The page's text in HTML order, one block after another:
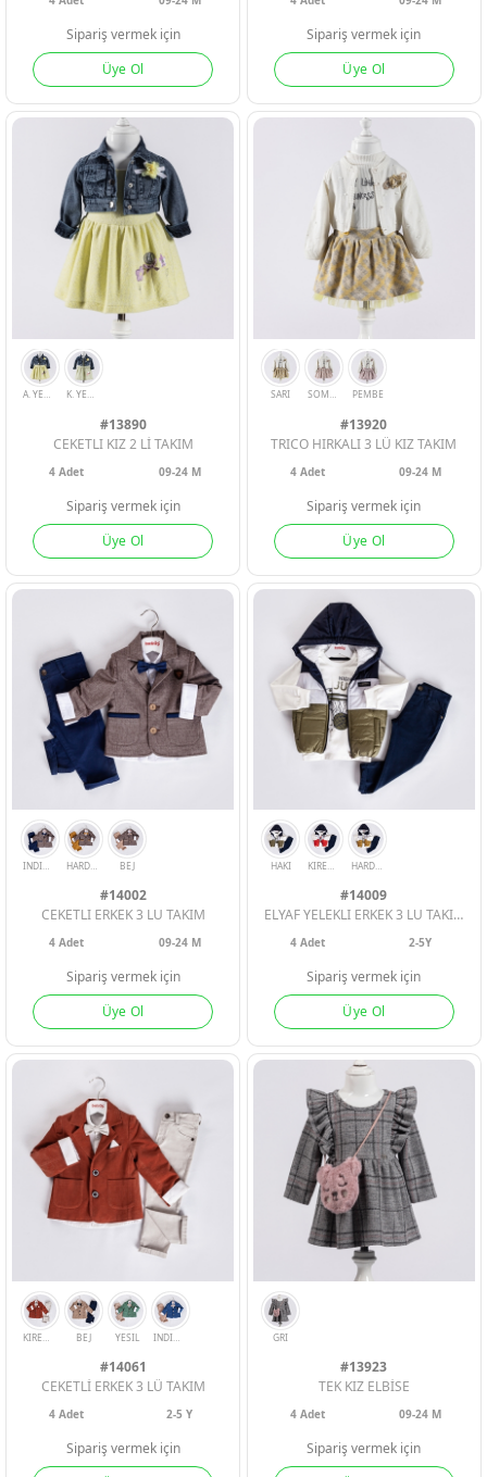
ERKEK BEBEK
KIZ BEBEK
ERKEK
KIZ ÇOCUK
ERKEK BEBEK
KIZ BEBEK
ERKEK
KIZ ÇOCUK
ERKEK BEBEK
KIZ BEBEK
ERKEK
KIZ ÇOCUK
EKRU SOMON SARI
SOMON MİNT
Sipariş vermek için
Üye Ol
ORANJ
Sipariş vermek için
Üye Ol
A. YESIL K. YESIL
#13890
CEKETLI KIZ 2 Lİ TAKIM
4Adet 09-24 M
Sipariş vermek için
Üye Ol
SARI SOMON PEMBE
#13920
TRICO HIRKALI 3 LÜ KIZ TAKIM
4 Adet 09-24 M
Sipariş vermek için
Üye Ol
#14002
CEKETLI ERKEK 3 LU TAKIM
4Adet 09-24 M
Sipariş vermek için
Üye Ol
#14009
ELYAF YELEKLI ERKEK 3 LU TAKIM
4 Adet 2-5Y
Sipariş vermek için
Üye Ol
#14061
CEKETLİ ERKEK 3 LÜ TAKIM
4Adet 2-5 Y
Sipariş vermek için
#13923
TEK KIZ ELBİSE
4 Adet 09-24 M
Sipariş vermek için